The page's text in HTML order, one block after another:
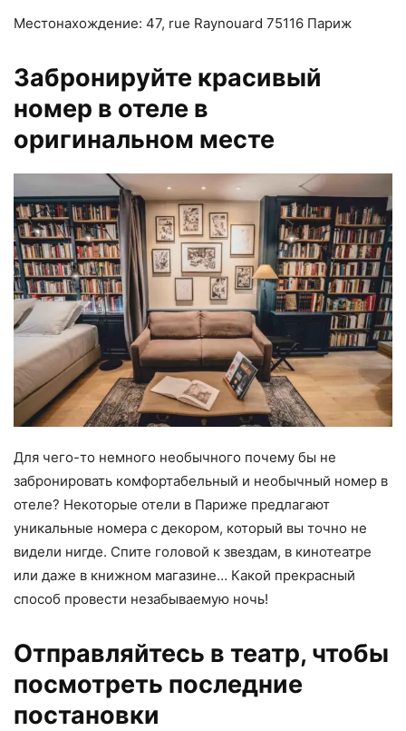
Местонахождение: 47, rue Raynouard 75116 Париж
Забронируйте красивый
номер в отеле в
оригинальном месте
Для чего-то немного необычного почему бы не
забронировать комфортабельный и необычный номер в
отеле? Некоторые отели в Париже предлагают
уникальные номера с декором, который вы точно не
видели нигде. Спите головой к звездам, в кинотеатре
или даже в книжном магазине… Какой прекрасный
способ провести незабываемую ночь!
Отправляйтесь в театр, чтобы
посмотреть последние
постановки